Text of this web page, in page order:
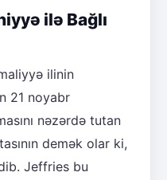
ilə Bağlı
ilinin
21 noyabr
nəzərdə tutan
demək olar ki,
Jeffries bu